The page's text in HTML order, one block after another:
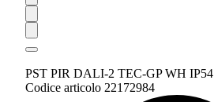
PST PIR DALI-2 TEC-GP WH IP54
Codice articolo 22172984